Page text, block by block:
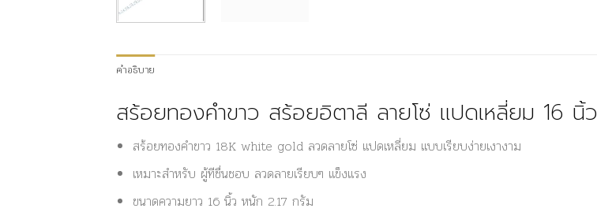
คำอธิบาย
สร้อยทองคำขาว สร้อยอิตาลี ลายโซ่ แปดเหลี่ยม 16 นิ้ว
สร้อยทองคำขาว 18K white gold ลวดลายโซ่ แปดเหลี่ยม แบบเรียบง่ายเงางาม
เหมาะสำหรับ ผู้ทีชื่นชอบ ลวดลายเรียบๆ แข็งแรง
ขนาดความยาว 16 นิ้ว หนัก 2.17 กรัม